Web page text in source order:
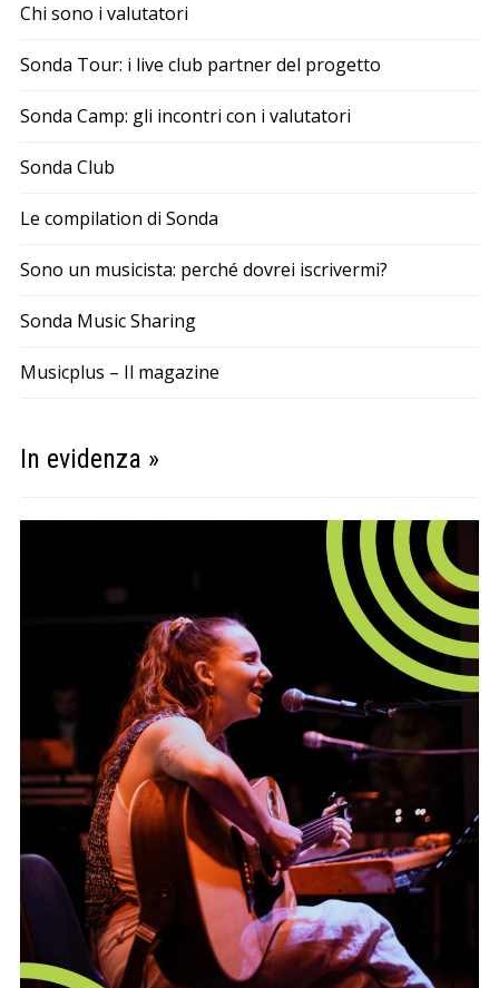
Chi sono i valutatori
Sonda Tour: i live club partner del progetto
Sonda Camp: gli incontri con i valutatori
Sonda Club
Le compilation di Sonda
Sono un musicista: perché dovrei iscrivermi?
Sonda Music Sharing
Musicplus – Il magazine
In evidenza »